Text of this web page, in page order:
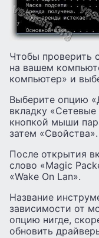
Чтобы проверить
на вашем
компьютер» и
Выберите опцию
вкладку
кнопкой мыши
затем «Свойства».
После открытия
слово «Magic
«Wake On Lan».
Название
зависимости от
опцию нигде,
обновить